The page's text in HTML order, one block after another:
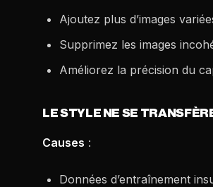
Ajoutez plus d’images
Supprimez les images
Améliorez la précision du
LE STYLE NE SE
Causes :
Données d’entraînement